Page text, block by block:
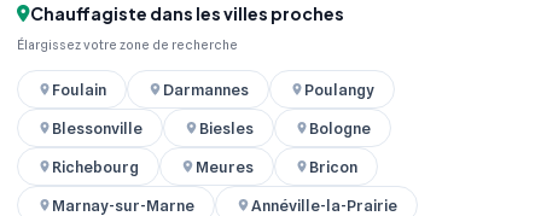
Chauffagiste dans les villes proches
Élargissez votre zone de recherche
Foulain Darmannes
Poulangy
Blessonville
Biesles
Bologne
Richebourg
Meures
Bricon
Marnay-sur-Marne
Annéville-la-Prairie